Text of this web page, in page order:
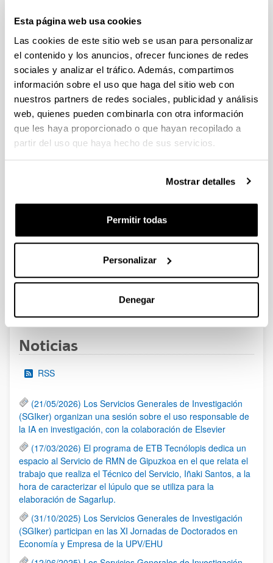
Esta página web usa cookies
Las cookies de este sitio web se usan para personalizar
el contenido y los anuncios, ofrecer funciones de redes
sociales y analizar el tráfico. Además, compartimos
información sobre el uso que haga del sitio web con
nuestros partners de redes sociales, publicidad y análisis
web, quienes pueden combinarla con otra información
que les haya proporcionado o que hayan recopilado a
partir del uso que haya hecho de sus servicios.
Mostrar detalles
Permitir todas
Personalizar
Denegar
de junio de 2026. Ver Resumen de Procedimiento en la EHU
publicado.
FUNDACIÓN RAMÓN ARECES Convocatoria Jóvenes
doctores 2026
Plazo de presentación cerrado (Fecha de fin del plazo de
presentación: 05/06/2026 15:00)
El plazo para presentar el impreso de cofinanciación para
de autorización del centro de investigación finaliza el 29 de
Ayudas para la realización de proyectos de investigación
básica y/o aplicada (PIBA) 2026
presentación: 10/06/2026)
Se ha publicado la convocatoria
PáginaPáginaPágina
4 Página
5
Noticias
RSS
(21/05/2026) Los Servicios Generales de Investigación
(SGIker) organizan una sesión sobre el uso responsable de
la IA en investigación, con la colaboración de Elsevier
(17/03/2026) El programa de ETB Tecnólopis dedica un
espacio al Servicio de RMN de Gipuzkoa en el que relata el
trabajo que realiza el Técnico del Servicio, Iñaki Santos, a la
hora de caracterizar el lúpulo que se utiliza para la
elaboración de Sagarlup.
(31/10/2025) Los Servicios Generales de Investigación
(SGIker) participan en las XI Jornadas de Doctorados en
Economía y Empresa de la UPV/EHU